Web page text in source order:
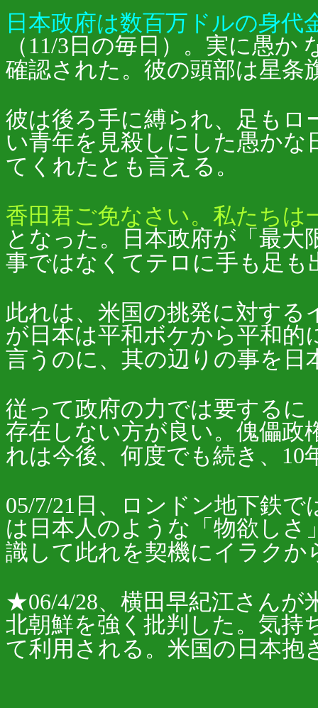
日本政府は数百万ドルの身代
（11/3日の毎日）。実に愚
確認された。彼の頭部は星条
彼は後ろ手に縛られ、足も
い青年を見殺しにした愚か
てくれたとも言える。
香田君ご免なさい。私たちは
となった。日本政府が「最
事ではなくてテロに手も足
此れは、米国の挑発に対す
が日本は平和ボケから平和
言うのに、其の辺りの事を
従って政府の力では要するに
存在しない方が良い。傀儡政
れは今後、何度でも続き、
05/7/21日、ロンドン地下鉄
は日本人のような「物欲し
識して此れを契機にイラク
★06/4/28、横田早紀江さんが
北朝鮮を強く批判した。気持
て利用される。米国の日本